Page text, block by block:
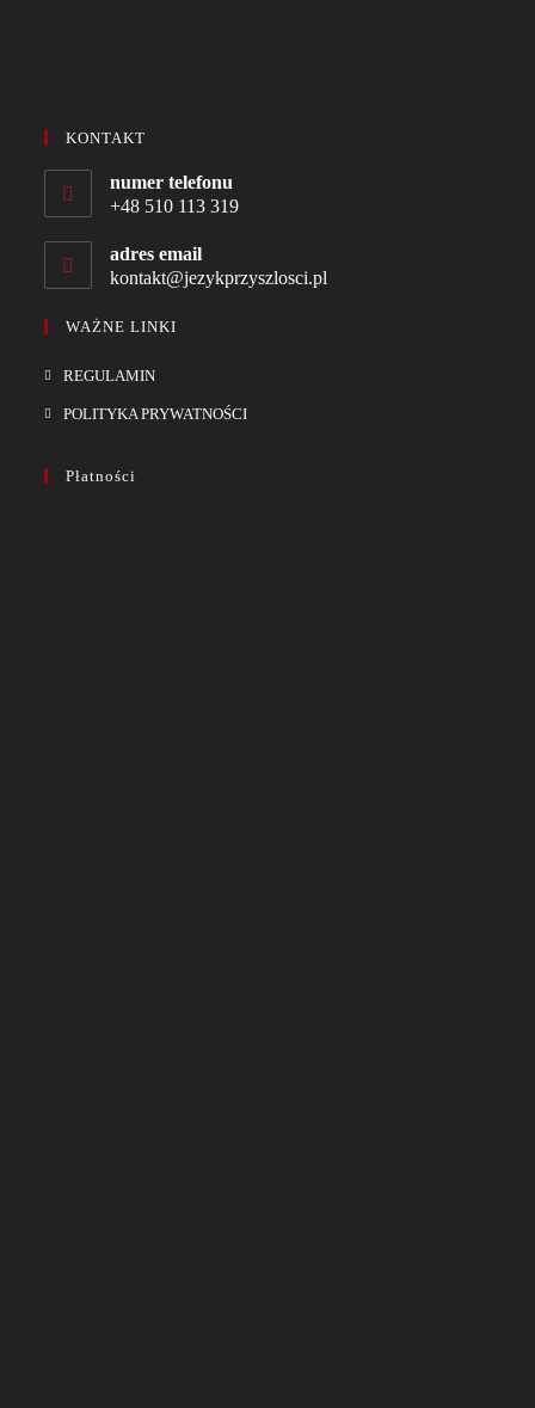
KONTAKT
numer telefonu
+48 510 113 319
adres email
kontakt@jezykprzyszlosci.pl
WAŻNE LINKI
REGULAMIN
POLITYKA PRYWATNOŚCI
Płatności